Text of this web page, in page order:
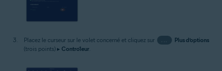
Placez le curseur sur le volet concerné et cliquez sur
Plus d’options
(trois points) ▸ Contrôleur